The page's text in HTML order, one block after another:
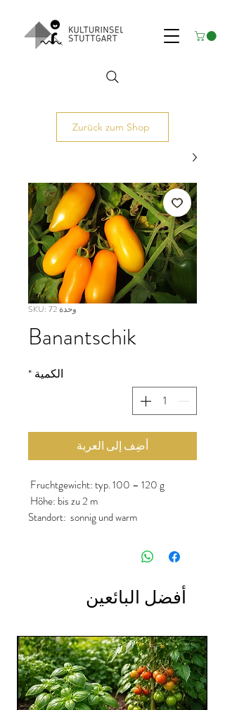
Zurück zum Shop
وحدة SKU: 72
Banantschik
الكمية *
أضِف إلى العربة
Fruchtgewicht: typ. 100 – 120 g
Höhe: bis zu 2 m
Standort: sonnig und warm
Aussaat im Freien: ab Mitte Mai
أفضل البائعين